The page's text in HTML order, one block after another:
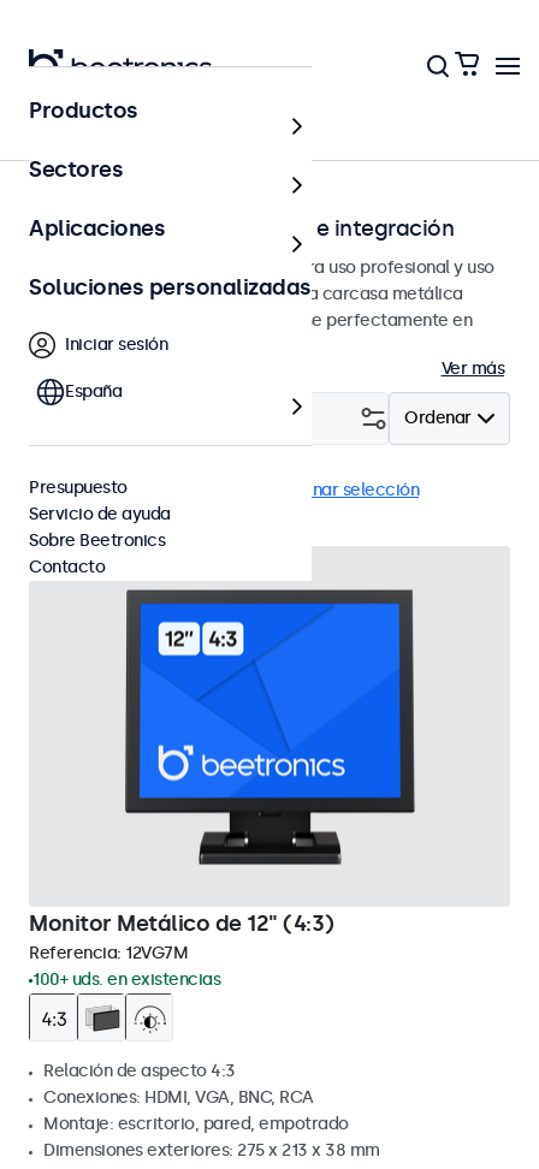
Página principal
Monitores para instalación e integración
Monitores integrados diseñados para uso profesional y uso
continuo. Estos monitores tienen una carcasa metálica
resistente que les permite integrarse perfectamente en
cualquier entorno.
Ver más
Ordenar
Empotrado Eliminar selección
Monitor Metálico de 12" (4:3)
Referencia: 12VG7M
100+ uds. en existencias
Relación de aspecto 4:3
Conexiones: HDMI, VGA, BNC, RCA
Montaje: escritorio, pared, empotrado
Dimensiones exteriores: 275 x 213 x 38 mm
Productos
Sectores
Aplicaciones
Soluciones personalizadas
Iniciar sesión
España
Presupuesto
Servicio de ayuda
Sobre Beetronics
Contacto